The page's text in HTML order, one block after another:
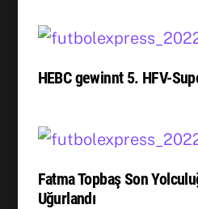
HEBC gewinnt 5. HFV-
Fatma Topbaş Son
Uğurlandı